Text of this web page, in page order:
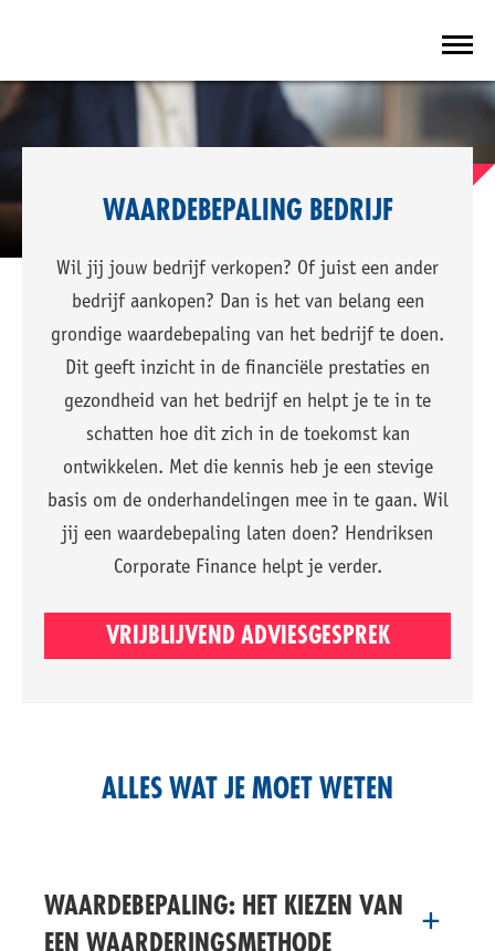
WAARDEBEPALING BEDRIJF
Wil jij jouw bedrijf verkopen? Of juist een ander
bedrijf aankopen? Dan is het van belang een
grondige waardebepaling van het bedrijf te doen.
Dit geeft inzicht in de financiële prestaties en
gezondheid van het bedrijf en helpt je te in te
schatten hoe dit zich in de toekomst kan
ontwikkelen. Met die kennis heb je een stevige
basis om de onderhandelingen mee in te gaan. Wil
jij een waardebepaling laten doen? Hendriksen
Corporate Finance helpt je verder.
VRIJBLIJVEND ADVIESGESPREK
ALLES WAT JE MOET WETEN
WAARDEBEPALING: HET KIEZEN VAN
EEN WAARDERINGSMETHODE